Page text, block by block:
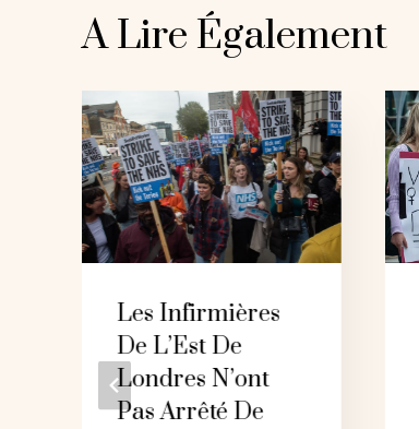
A Lire Également
Les Infirmières
De L’Est De
Londres N’ont
Pas Arrêté De